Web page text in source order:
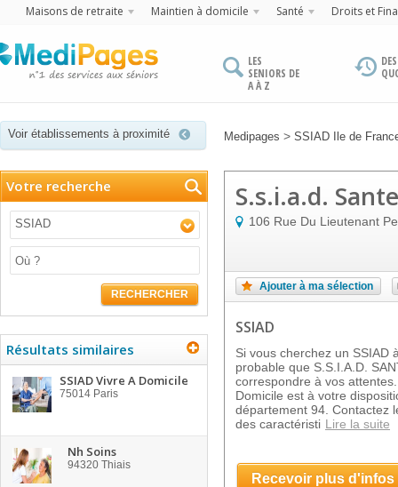
Maisons de retraite Maintien à domicile Santé Droits et
LES
SENIORS DE
A À Z
Voir établissements à proximité Medipages > SSIAD Ile de
Votre recherche
SSIAD
RECHERCHER
Résultats similaires
SSIAD Vivre A Domicile
75014 Paris
Nh Soins
94320 Thiais
S.s.i.a.d.
106 Rue Du Lieutenant
Ajouter à ma sélection
SSIAD
Si vous cherchez un SSIAD
probable que S.S.I.A.D.
correspondre à vos
Domicile est à votre
département 94. Contactez
des caractéristi Lire la suite
Recevoir plus d'infos